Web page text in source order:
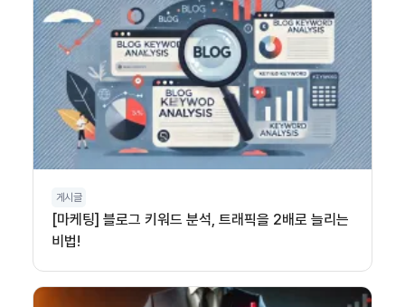
게시글
[마케팅] 블로그 키워드 분석, 트래픽을 2배로 늘리는
비법!